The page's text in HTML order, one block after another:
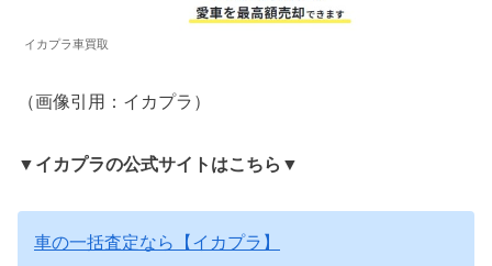
イカプラ車買取
（画像引用：イカプラ）
▼イカプラの公式サイトはこちら▼
車の一括査定なら【イカプラ】